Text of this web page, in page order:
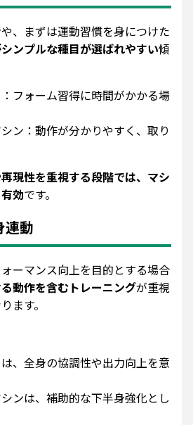
、まずは運動習慣を身につけた
ンプルな種目が選ばれやすい傾
フォーム習得に時間がかかる場
ン：動作が分かりやすく、取り
現性を重視する段階では、マシ
効です。
連動
ーマンス向上を目的とする場合
動作を含むトレーニングが重視
ます。
、全身の協調性や出力向上を意
ンは、補助的な下半身強化とし